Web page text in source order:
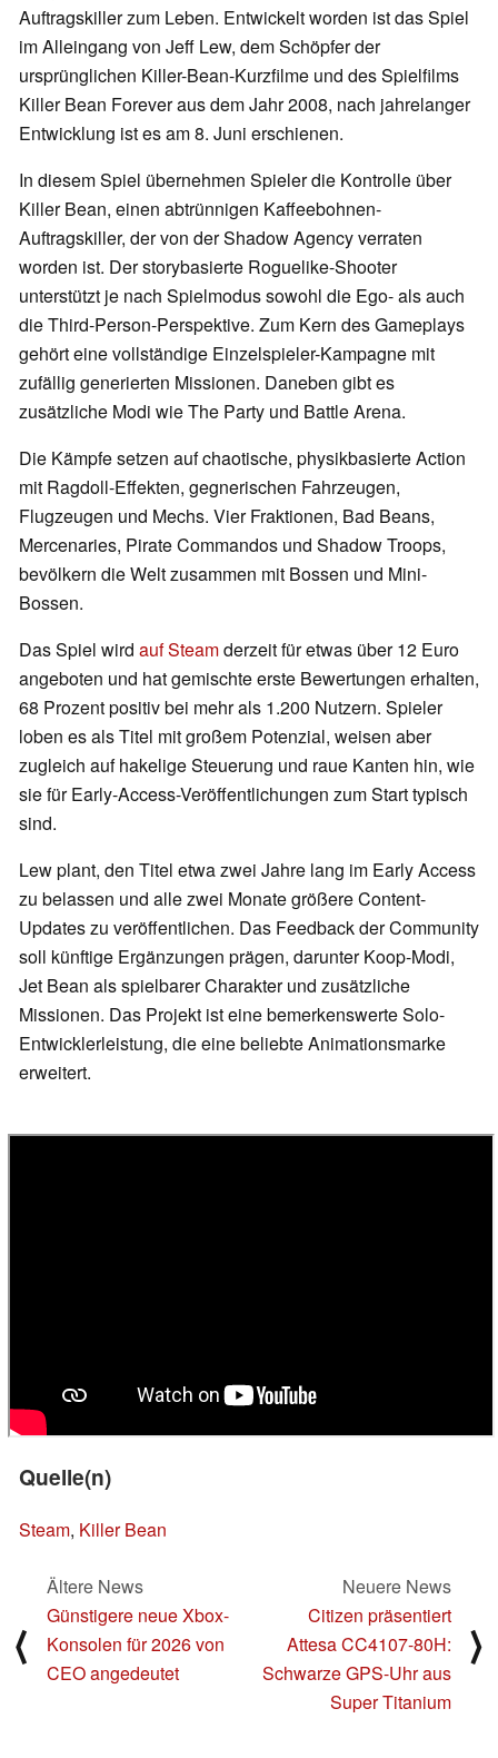
Auftragskiller zum Leben. Entwickelt worden ist das Spiel
im Alleingang von Jeff Lew, dem Schöpfer der
ursprünglichen Killer-Bean-Kurzfilme und des Spielfilms
Killer Bean Forever aus dem Jahr 2008, nach jahrelanger
Entwicklung ist es am 8. Juni erschienen.
In diesem Spiel übernehmen Spieler die Kontrolle über
Killer Bean, einen abtrünnigen Kaffeebohnen-
Auftragskiller, der von der Shadow Agency verraten
worden ist. Der storybasierte Roguelike-Shooter
unterstützt je nach Spielmodus sowohl die Ego- als auch
die Third-Person-Perspektive. Zum Kern des Gameplays
gehört eine vollständige Einzelspieler-Kampagne mit
zufällig generierten Missionen. Daneben gibt es
zusätzliche Modi wie The Party und Battle Arena.
Die Kämpfe setzen auf chaotische, physikbasierte Action
mit Ragdoll-Effekten, gegnerischen Fahrzeugen,
Flugzeugen und Mechs. Vier Fraktionen, Bad Beans,
Mercenaries, Pirate Commandos und Shadow Troops,
bevölkern die Welt zusammen mit Bossen und Mini-
Bossen.
Das Spiel wird auf Steamderzeit für etwas über 12 Euro
angeboten und hat gemischte erste Bewertungen erhalten,
68 Prozent positiv bei mehr als 1.200 Nutzern. Spieler
loben es als Titel mit großem Potenzial, weisen aber
zugleich auf hakelige Steuerung und raue Kanten hin, wie
sie für Early-Access-Veröffentlichungen zum Start typisch
sind.
Lew plant, den Titel etwa zwei Jahre lang im Early Access
zu belassen und alle zwei Monate größere Content-
Updates zu veröffentlichen. Das Feedback der Community
soll künftige Ergänzungen prägen, darunter Koop-Modi,
Jet Bean als spielbarer Charakter und zusätzliche
Missionen. Das Projekt ist eine bemerkenswerte Solo-
Entwicklerleistung, die eine beliebte Animationsmarke
erweitert.
Quelle(n)
Steam, Killer Bean
⟨
Ältere News
Günstigere neue Xbox-
Konsolen für 2026 von
CEO angedeutet
Neuere News
Citizen präsentiert
Attesa CC4107-80H:
Schwarze GPS-Uhr aus
Super Titanium
⟩